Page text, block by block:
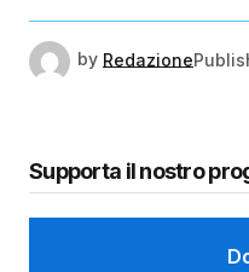
by Redazione
Supporta il nostro